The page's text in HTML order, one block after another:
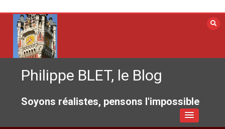
contenu
Philippe BLET, le Blog
Soyons réalistes, pensons l'impossible